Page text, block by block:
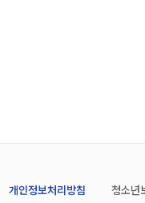
개인정보처리방침 청소년